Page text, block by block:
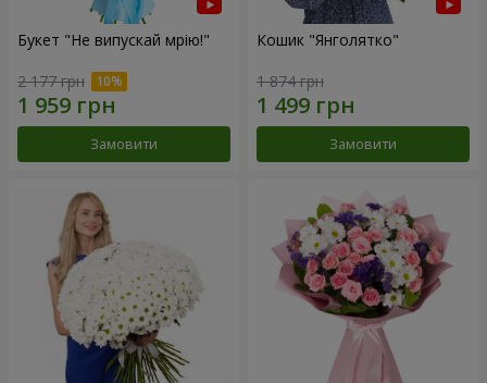
Букет "Не випускай мрію!"
2 177 грн
Замовити
Кошик "Янголятко"
1 874 грн
Замовити